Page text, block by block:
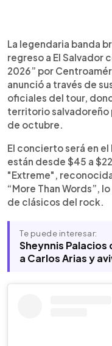
Escuchar
Def Leppard
como parte de su
programado para
banda Extreme.
de lugar ni precios,
expectativa. Será
país tras su
británica, formada
influyentes del
Sugar on Me”,
millones de discos
promete ser uno
importantes del
La legendaria banda
regreso a El Salvador
2026” por
anunció a través de
oficiales del tour,
territorio salvadoreño
de octubre.
El concierto será en
están desde $45 a
"Extreme",
“More Than Words”,
de clásicos del rock.
Te puede interesar:
Sheynnis
a Carlos Arias y